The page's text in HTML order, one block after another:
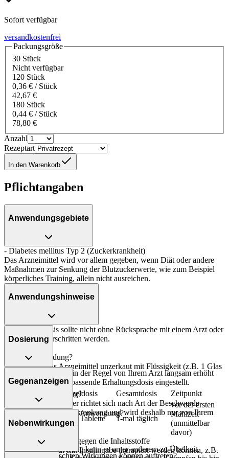
Sofort verfügbar
versandkostenfrei
Packungsgröße
30 Stück
Nicht verfügbar
120 Stück
0,36 € / Stück
42,67 €
180 Stück
0,44 € / Stück
78,80 €
Anzahl
Rezeptart
In den Warenkorb
Pflichtangaben
Anwendungsgebiete
- Diabetes mellitus Typ 2 (Zuckerkrankheit)
Das Arzneimittel wird vor allem gegeben, wenn Diät oder andere
Maßnahmen zur Senkung der Blutzuckerwerte, wie zum Beispiel
körperliches Training, allein nicht ausreichen.
Anwendungshinweise
Die Gesamtdosis sollte nicht ohne Rücksprache mit einem Arzt oder
Apotheker überschritten werden.
Art der Anwendung?
Nehmen Sie das Arzneimittel unzerkaut mit Flüssigkeit (z.B. 1 Glas
Dauer der Anwendung?
Die Anwendungsdauer richtet sich nach Art der Beschwerde
und/oder Dauer der Erkrankung und wird deshalb nur von Ihrem
Arzt bestimmt.
Überdosierung?
Bei einer Überdosierung kann es unter anderem zu Übelkeit,
Dosierung
Die Dosierung wird in der Regel von Ihrem Arzt langsam erhöht
und auf eine für Sie passende Erhaltungsdosis eingestellt.
Einzeldosis Gesamtdosis Zeitpunkt
Erwachsene 1/2-1 Tablette 1-mal täglich
vor der ersten
Mahlzeit
(unmittelbar
davor)
Gegenanzeigen
Was spricht gegen eine Anwendung?
- Überempfindlichkeit gegen die Inhaltsstoffe
- Zustände, die nur mit Insulingabe therapiert werden können, z.B.
Nebenwirkungen
Welche unerwünschten Wirkungen können auftreten?